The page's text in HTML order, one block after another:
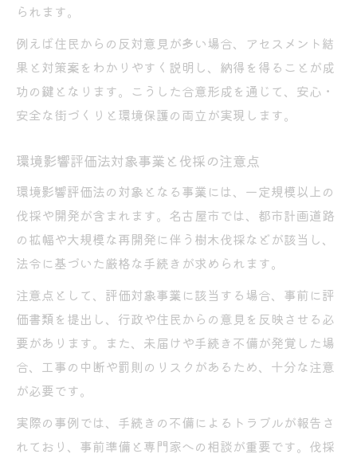
られます。
例えば住民からの反対意見が多い場合、アセスメント結
果と対策案をわかりやすく説明し、納得を得ることが成
功の鍵となります。こうした合意形成を通じて、安心・
安全な街づくりと環境保護の両立が実現します。
環境影響評価法対象事業と伐採の注意点
環境影響評価法の対象となる事業には、一定規模以上の
伐採や開発が含まれます。名古屋市では、都市計画道路
の拡幅や大規模な再開発に伴う樹木伐採などが該当し、
法令に基づいた厳格な手続きが求められます。
注意点として、評価対象事業に該当する場合、事前に評
価書類を提出し、行政や住民からの意見を反映させる必
要があります。また、未届けや手続き不備が発覚した場
合、工事の中断や罰則のリスクがあるため、十分な注意
が必要です。
実際の事例では、手続きの不備によるトラブルが報告さ
れており、事前準備と専門家への相談が重要です。伐採